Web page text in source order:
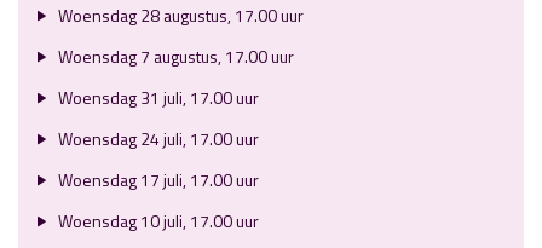
Woensdag 28 augustus, 17.00 uur
Woensdag 7 augustus, 17.00 uur
Woensdag 31 juli, 17.00 uur
Woensdag 24 juli, 17.00 uur
Woensdag 17 juli, 17.00 uur
Woensdag 10 juli, 17.00 uur